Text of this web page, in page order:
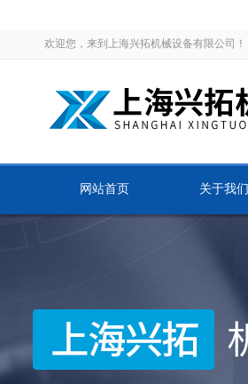
欢迎您，来到上海兴拓机械设备有限公司！
网站首页 关于我们